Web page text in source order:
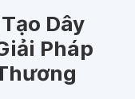
Dây
Pháp